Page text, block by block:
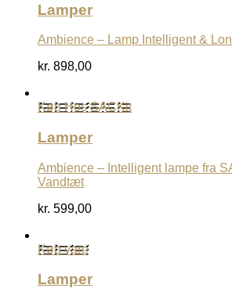
Lamper
Ambience – Lamp Intelligent &
kr. 898,00
Køb Hos SACKit
Lamper
Ambience – Intelligent lampe fra
Vandtæt
kr. 599,00
Køb vare
Lamper